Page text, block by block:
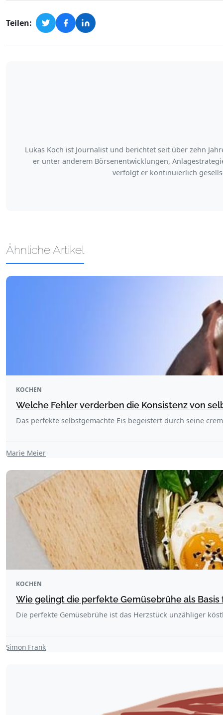
Teilen:
Lukas Koch ist Journalist und berichtet seit über zehn
er unter anderem Börsenentwicklungen,
verfolgt er kontinuierlich
Ähnliche Artikel
KOCHEN
Welche Fehler verderben die Konsistenz von
Das perfekte selbstgemachte Eis begeistert durch seine
Marie Meier
KOCHEN
Wie gelingt die perfekte Gemüsebrühe als Basis
Die perfekte Gemüsebrühe ist das Herzstück unzähliger
Simon Frank